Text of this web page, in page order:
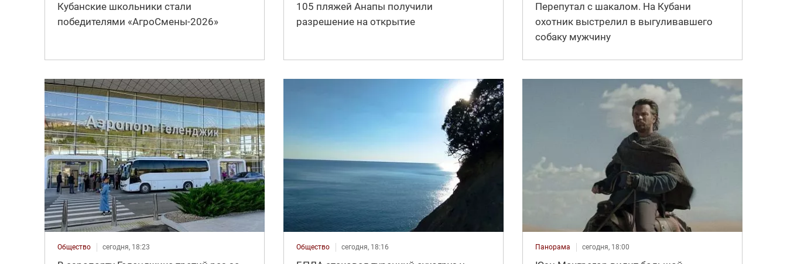
Кубанские школьники стали
победителями «АгроСмены-2026»
105 пляжей Анапы получили
разрешение на открытие
Перепутал с шакалом. На Кубани
охотник выстрелил в выгуливавшего
собаку мужчину
Общество сегодня, 18:23 Общество сегодня, 18:16 Панорама сегодня, 18:00